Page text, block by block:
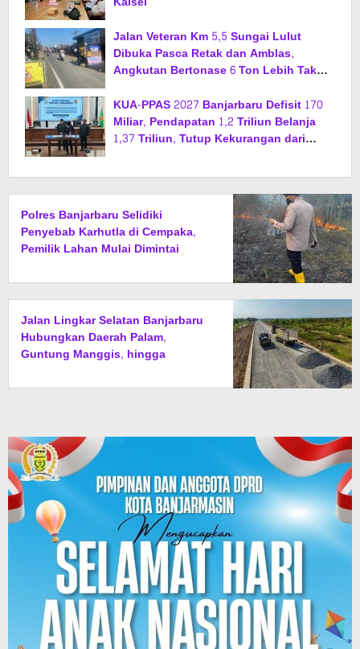
Jalan Veteran Km 5,5 Sungai Lulut
Dibuka Pasca Retak dan Amblas,
Angkutan Bertonase 6 Ton Lebih Tak
KUA-PPAS 2027 Banjarbaru Defisit 170
Miliar, Pendapatan 1,2 Triliun Belanja
1,37 Triliun, Tutup Kekurangan dari
Polres Banjarbaru Selidiki
Penyebab Karhutla di Cempaka,
Pemilik Lahan Mulai Dimintai
Jalan Lingkar Selatan Banjarbaru
Hubungkan Daerah Palam,
Guntung Manggis, hingga
dan Buka Kawasan Baru